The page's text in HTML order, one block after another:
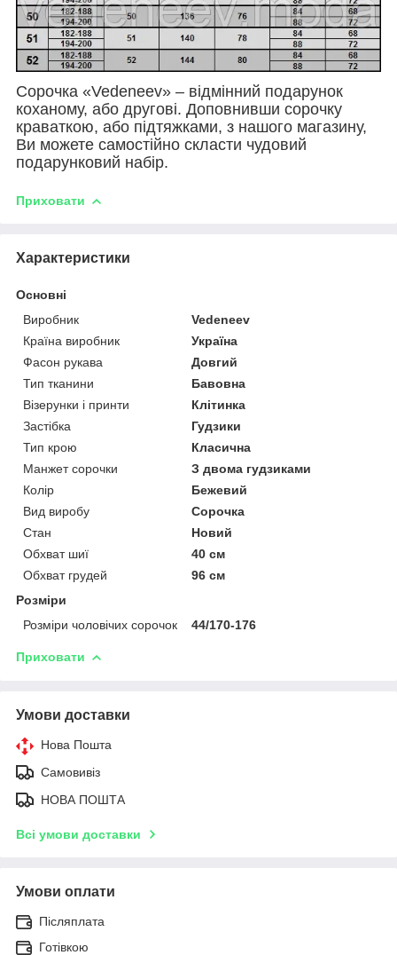
Сорочка «Vedeneev» – відмінний подарунок
коханому, або другові. Доповнивши сорочку
краваткою, або підтяжками, з нашого магазину,
Ви можете самостійно скласти чудовий
подарунковий набір.
Приховати
Характеристики
Основні
Виробник
Vedeneev
Країна виробник
Україна
Фасон рукава
Довгий
Тип тканини
Бавовна
Візерунки і принти
Клітинка
Застібка
Гудзики
Тип крою
Класична
Манжет сорочки
З двома гудзиками
Колір
Бежевий
Вид виробу
Сорочка
Стан
Новий
Обхват шиї
40 см
Обхват грудей
96 см
Розміри
Розміри чоловічих сорочок
44/170-176
Приховати
Умови доставки
Нова Пошта
Самовивіз
НОВА ПОШТА
Всі умови доставки
Умови оплати
Післяплата
Готівкою